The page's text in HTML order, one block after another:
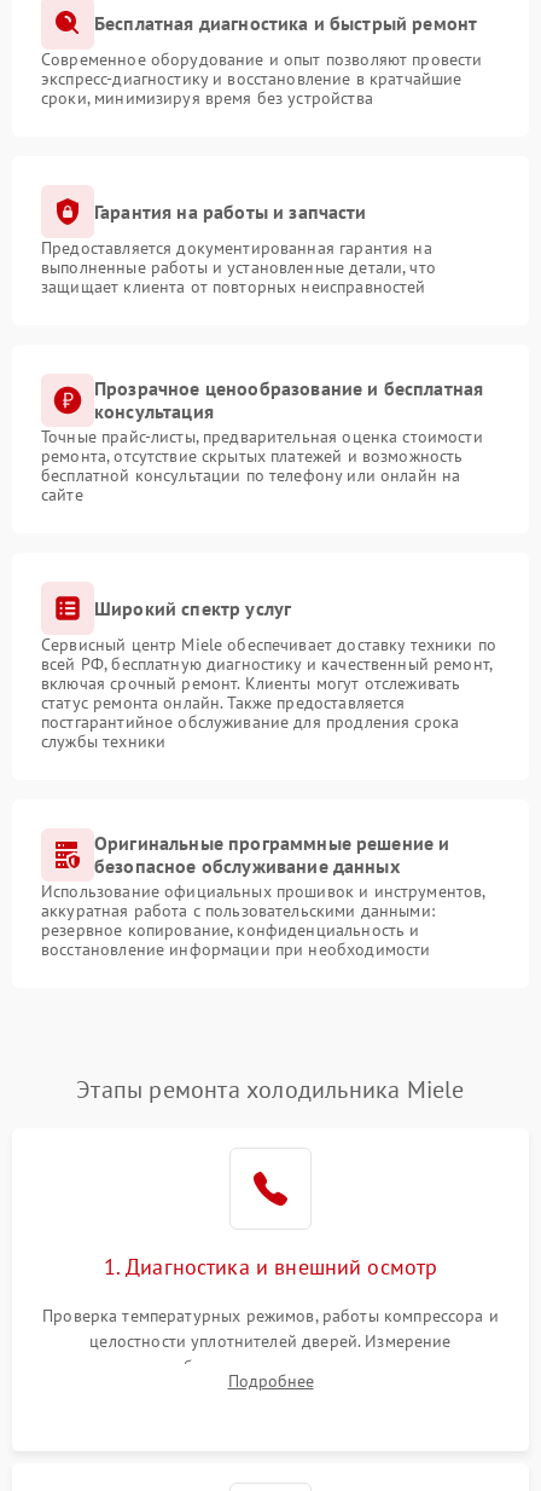
Бесплатная диагностика и быстрый ремонт
Современное оборудование и опыт позволяют провести
экспресс-диагностику и восстановление в кратчайшие
сроки, минимизируя время без устройства
Гарантия на работы и запчасти
Предоставляется документированная гарантия на
выполненные работы и установленные детали, что
защищает клиента от повторных неисправностей
Прозрачное ценообразование и бесплатная
консультация
Точные прайс-листы, предварительная оценка стоимости
ремонта, отсутствие скрытых платежей и возможность
бесплатной консультации по телефону или онлайн на
сайте
Широкий спектр услуг
Сервисный центр Miele обеспечивает доставку техники по
всей РФ, бесплатную диагностику и качественный ремонт,
включая срочный ремонт. Клиенты могут отслеживать
статус ремонта онлайн. Также предоставляется
постгарантийное обслуживание для продления срока
службы техники
Оригинальные программные решение и
безопасное обслуживание данных
Использование официальных прошивок и инструментов,
аккуратная работа с пользовательскими данными:
резервное копирование, конфиденциальность и
восстановление информации при необходимости
Этапы ремонта холодильника Miele
1. Диагностика и внешний осмотр
Проверка температурных режимов, работы компрессора и
целостности уплотнителей дверей. Измерение
сопротивления обмоток мотора, проверка термостата и
считывание кодов ошибок с электронного дисплея.
Подробнее